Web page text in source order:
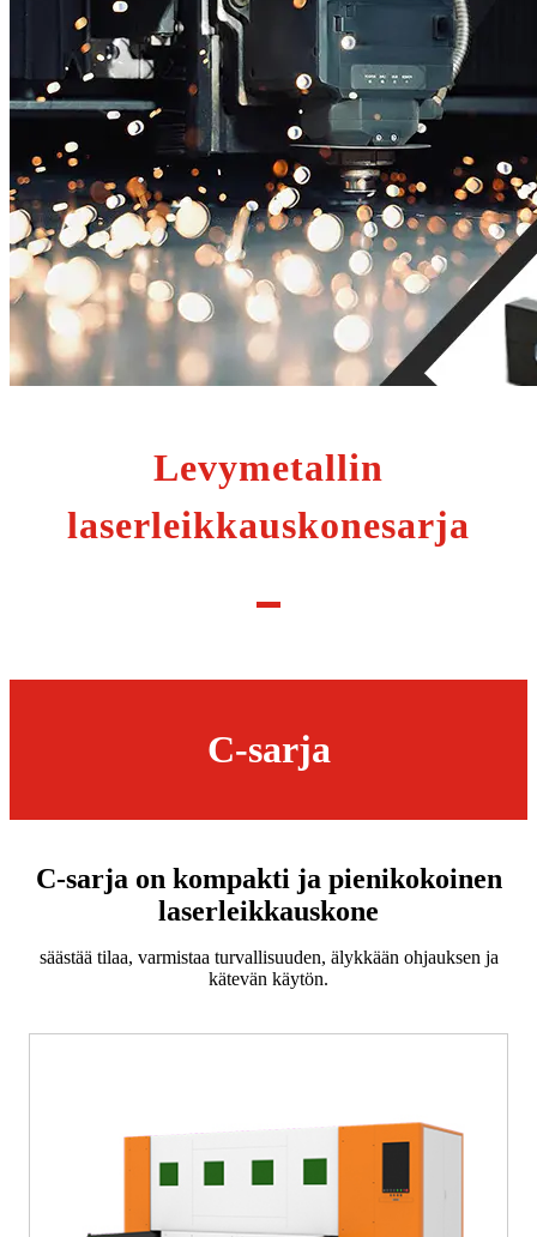
Levymetallin
laserleikkauskonesarja
C-sarja
C-sarja on kompakti ja pienikokoinen
laserleikkauskone
säästää tilaa, varmistaa turvallisuuden, älykkään ohjauksen ja
kätevän käytön.